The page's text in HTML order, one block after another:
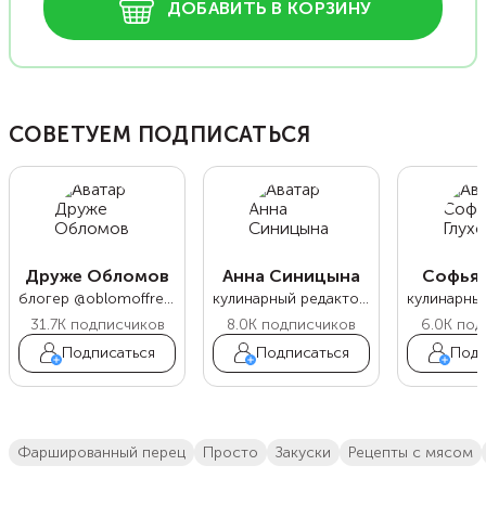
ДОБАВИТЬ В КОРЗИНУ
СОВЕТУЕМ ПОДПИСАТЬСЯ
Друже Обломов
блогер @oblomoffrecipe
31.7Kподписчиков
Подписаться
Анна Синицына
кулинарный редактор Food.ru
8.0K подписчиков
Подписаться
Софья
6.0K
фаршированный перец просто закуски Рецепты с мясом